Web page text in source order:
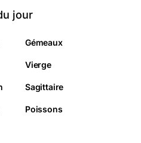
jour
Gémeaux
Vierge
Sagittaire
Poissons